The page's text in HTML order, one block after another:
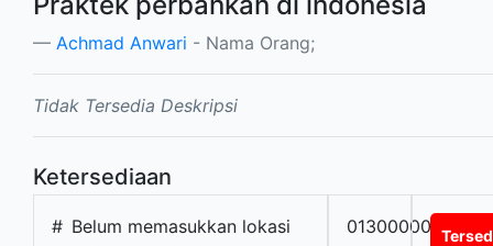
Achmad Anwari - Nama Orang;
Tidak Tersedia Deskripsi
Ketersediaan
# Belum memasukkan lokasi 0130000000455